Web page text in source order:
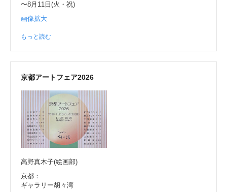
〜8月11日(火・祝)
画像拡大
もっと読む
京都アートフェア2026
高野真木子(絵画部)
京都：
ギャラリー胡々湾